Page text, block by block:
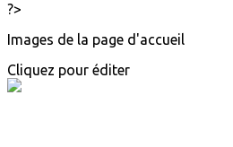
?>
Images de la page d'accueil
Cliquez pour éditer